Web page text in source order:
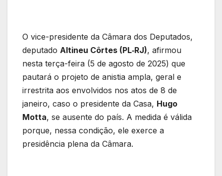
O vice-presidente da Câmara dos Deputados,
deputado Altineu Côrtes (PL‑RJ), afirmou
nesta terça-feira (5 de agosto de 2025) que
pautará o projeto de anistia ampla, geral e
irrestrita aos envolvidos nos atos de 8 de
janeiro, caso o presidente da Casa, Hugo
Motta, se ausente do país. A medida é válida
porque, nessa condição, ele exerce a
presidência plena da Câmara.